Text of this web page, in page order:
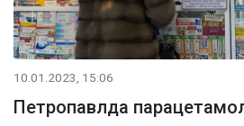
10.01.2023, 15:06
Петропавлда